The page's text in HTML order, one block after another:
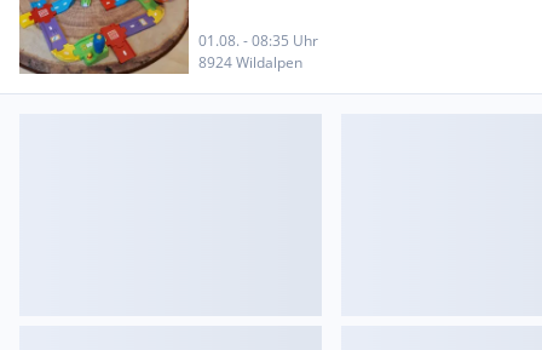
01.08. - 08:35 Uhr
8924 Wildalpen